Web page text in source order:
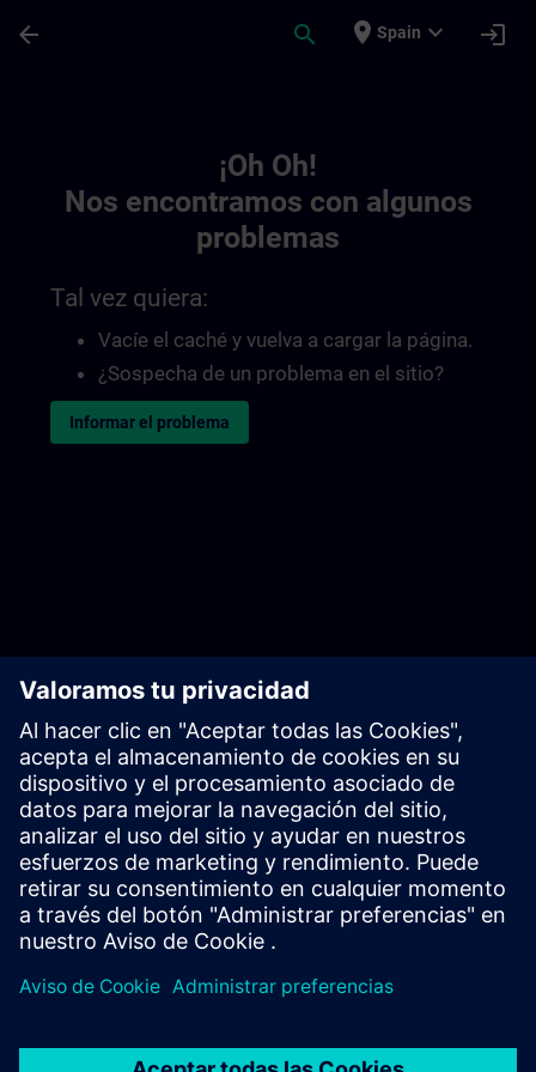
arrow_back search place Spain expand_more login
¡Oh Oh!
Nos encontramos con algunos
problemas
Tal vez quiera:
Vacíe el caché y vuelva a cargar la página.
¿Sospecha de un problema en el sitio?
Informar el problema